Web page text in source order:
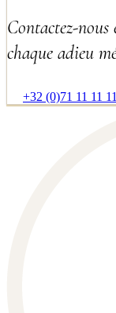
Contactez-
chaque adieu
+32 (0)71 11 11 11